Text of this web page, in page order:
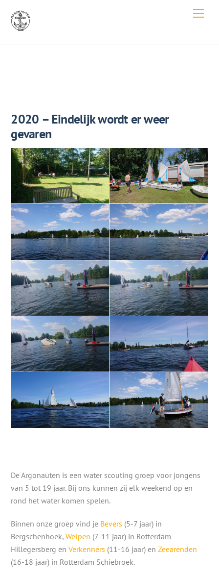
content
2020 – Eindelijk wordt er weer
gevaren
De Argonauten is een water scouting groep voor jongens
van 5 tot 19 jaar. Bij ons kunnen zij elk weekend op en
rond het water komen spelen.
Binnen onze groep vind je Bevers (5-7 jaar) in
Bergschenhoek,Welpen (7-11 jaar) in Rotterdam
Hillegersberg enVerkenners (11-16 jaar) enZeearenden
(16-18 jaar) in Rotterdam Schiebroek.